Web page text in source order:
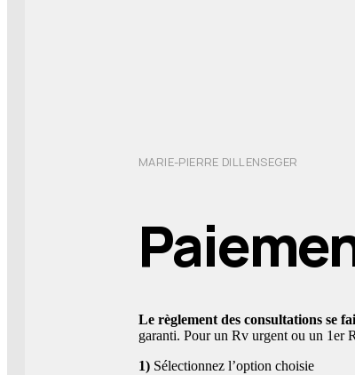
MARIE-PIERRE DILLENSEGER
Le règlement des consultations se
garanti. Pour un Rv urgent ou un 1er
1) Sélectionnez l’option choisie